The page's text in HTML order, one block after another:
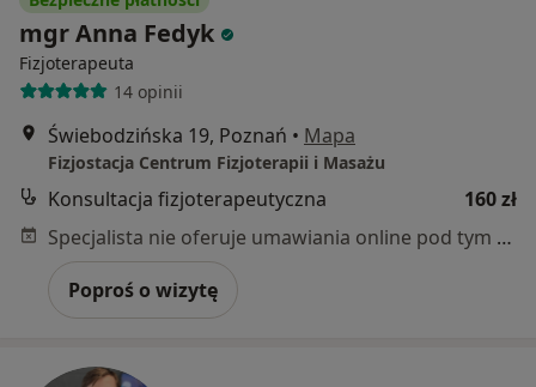
mgr Anna Fedyk
Fizjoterapeuta
14 opinii
Świebodzińska 19, Poznań • Mapa
Fizjostacja Centrum Fizjoterapii i Masażu
Konsultacja fizjoterapeutyczna
160 zł
Specjalista nie oferuje umawiania online pod tym adresem.
Poproś o wizytę